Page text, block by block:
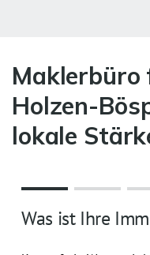
Maklerbüro
Holzen-
lokale